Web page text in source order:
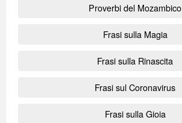
Proverbi del Mozambico
Frasi sulla Magia
Frasi sulla Rinascita
Frasi sul Coronavirus
Frasi sulla Gioia